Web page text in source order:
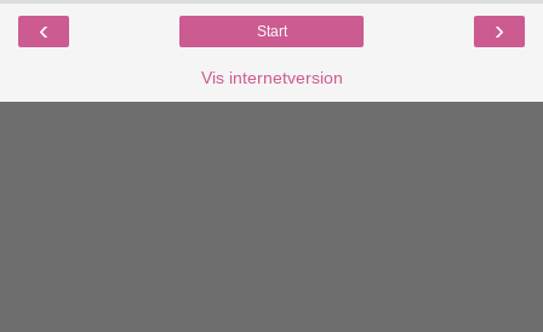
‹ ›
Start
Vis internetversion